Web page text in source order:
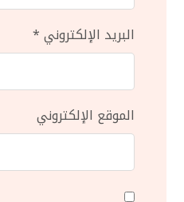
البريد الإلكتروني*
الموقع الإلكتروني